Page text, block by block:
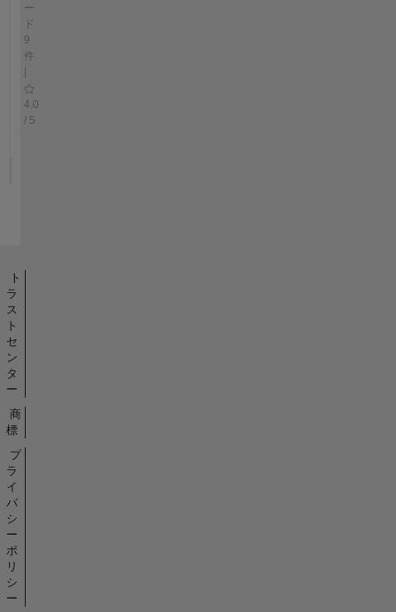
ー
ド
9
件
|
4.0
/ 5
ト
ラ
ス
ト
セ
ン
タ
ー
商
標
プ
ラ
イ
バ
シ
ー
ポ
リ
シ
ー